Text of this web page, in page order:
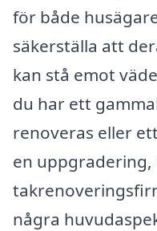
för både
säkerställa att
kan stå emot
du har ett
renoveras eller
en uppgradering,
några